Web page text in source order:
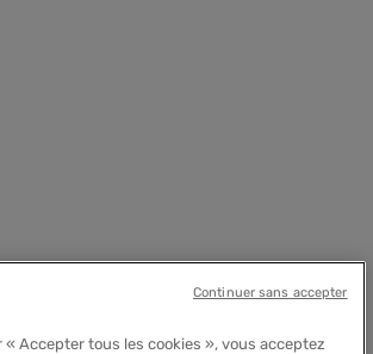
« Accepter tous les cookies », vous acceptez
Continuer sans accepter